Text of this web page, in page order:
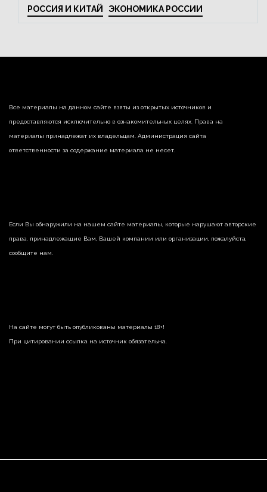
РОССИЯ И КИТАЙ ЭКОНОМИКА РОССИИ
Все материалы на данном сайте взяты из открытых источников и
предоставляются исключительно в ознакомительных целях. Права на
материалы принадлежат их владельцам. Администрация сайта
ответственности за содержание материала не несет.
Если Вы обнаружили на нашем сайте материалы, которые нарушают авторские
права, принадлежащие Вам, Вашей компании или организации, пожалуйста,
сообщите нам.
На сайте могут быть опубликованы материалы 18+!
При цитировании ссылка на источник обязательна.